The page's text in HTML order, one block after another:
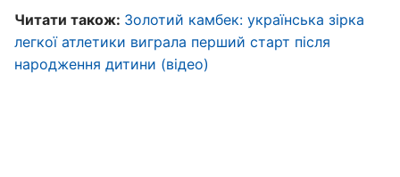
Читати також: Золотий камбек: українська зірка
легкої атлетики виграла перший старт після
народження дитини (відео)